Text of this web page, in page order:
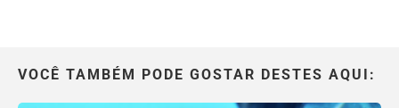
VOCÊ TAMBÉM PODE GOSTAR DESTES AQUI: